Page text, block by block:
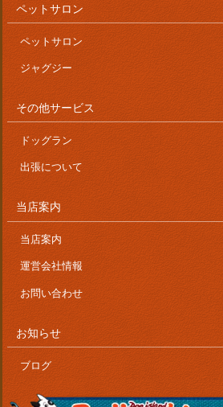
ペットサロン
ペットサロン
ジャグジー
その他サービス
ドッグラン
出張について
当店案内
当店案内
運営会社情報
お問い合わせ
お知らせ
ブログ